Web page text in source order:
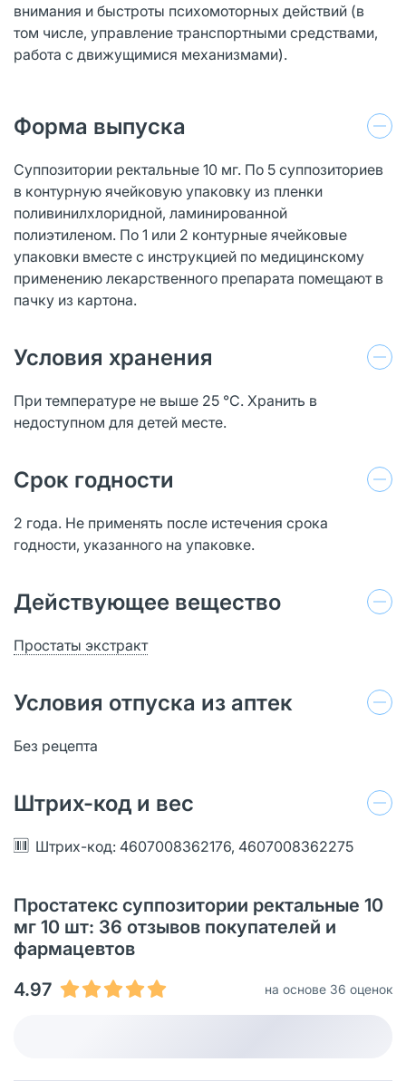
внимания и быстроты психомоторных действий (в
том числе, управление транспортными средствами,
работа с движущимися механизмами).
Форма выпуска
Суппозитории ректальные 10 мг. По 5 суппозиториев
в контурную ячейковую упаковку из пленки
поливинилхлоридной, ламинированной
полиэтиленом. По 1 или 2 контурные ячейковые
упаковки вместе с инструкцией по медицинскому
применению лекарственного препарата помещают в
пачку из картона.
Условия хранения
При температуре не выше 25 °C. Хранить в
недоступном для детей месте.
Срок годности
2 года. Не применять после истечения срока
годности, указанного на упаковке.
Действующее вещество
Простаты экстракт
Условия отпуска из аптек
Без рецепта
Штрих-код и вес
Штрих-код: 4607008362176, 4607008362275
Простатекс суппозитории ректальные 10
мг 10 шт: 36 отзывов покупателей и
фармацевтов
4.97
на основе 36 оценок